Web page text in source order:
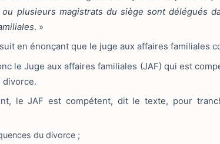
plusieurs magistrats du siège sont délégués
. »
en énonçant que le juge aux affaires familiales
le Juge aux affaires familiales (JAF) qui est
divorce.
le JAF est compétent, dit le texte, pour
du divorce ;